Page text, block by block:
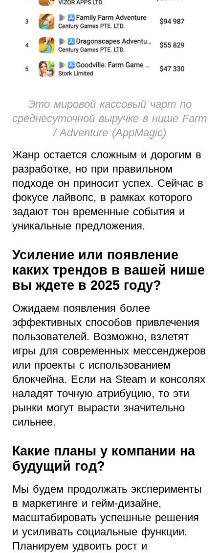
Это мировой кассовый чарт по
среднесуточной выручке в нише Farm
/ Adventure (AppMagic)
Жанр остается сложным и дорогим в
разработке, но при правильном
подходе он приносит успех. Сейчас в
фокусе лайвопс, в рамках которого
задают тон временные события и
уникальные предложения.
Усиление или появление
каких трендов в вашей нише
вы ждете в 2025 году?
Ожидаем появления более
эффективных способов привлечения
пользователей. Возможно, взлетят
игры для современных мессенджеров
или проекты с использованием
блокчейна. Если на Steam и консолях
наладят точную атрибуцию, то эти
рынки могут вырасти значительно
сильнее.
Какие планы у компании на
будущий год?
Мы будем продолжать эксперименты
в маркетинге и гейм-дизайне,
масштабировать успешные решения
и усиливать социальные функции.
Планируем удвоить рост и